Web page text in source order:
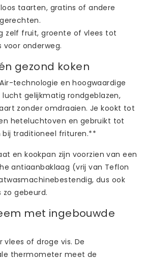
taarten, gratins of andere
zelf fruit, groente of vlees tot
voor onderweg.
gezond koken
technologie en hoogwaardige
gelijkmatig rondgeblazen,
zonder omdraaien. Je kookt tot
heteluchtoven en gebruikt tot
bij traditioneel frituren.**
en kookpan zijn voorzien van een
antiaanbaklaag (vrij van Teflon
dus ook
gebeurd.
met ingebouwde
of droge vis. De
thermometer meet de